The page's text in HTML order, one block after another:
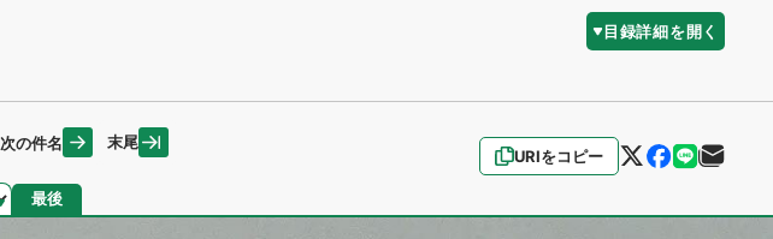
目録詳細を開く
URIをコピー
次の件名 末尾
最後